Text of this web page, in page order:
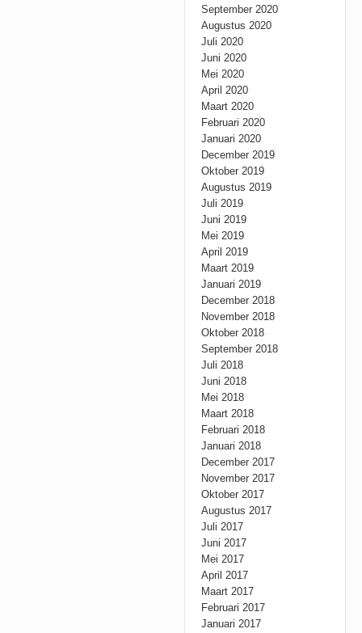
September 2020
Augustus 2020
Juli 2020
Juni 2020
Mei 2020
April 2020
Maart 2020
Februari 2020
Januari 2020
December 2019
Oktober 2019
Augustus 2019
Juli 2019
Juni 2019
Mei 2019
April 2019
Maart 2019
Januari 2019
December 2018
November 2018
Oktober 2018
September 2018
Juli 2018
Juni 2018
Mei 2018
Maart 2018
Februari 2018
Januari 2018
December 2017
November 2017
Oktober 2017
Augustus 2017
Juli 2017
Juni 2017
Mei 2017
April 2017
Maart 2017
Februari 2017
Januari 2017